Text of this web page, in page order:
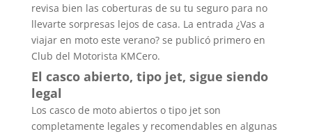
revisa bien las coberturas de su tu seguro para no
llevarte sorpresas lejos de casa. La entrada ¿Vas a
viajar en moto este verano? se publicó primero en
Club del Motorista KMCero.
El casco abierto, tipo jet, sigue siendo
legal
Los casco de moto abiertos o tipo jet son
completamente legales y recomendables en algunas